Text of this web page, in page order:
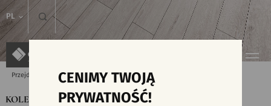
PL
Przejdź do strony głównej Kolekcje
KOLEKCJE WYSZUKIWARKA PŁYTEK
CENIMY TWOJĄ
PRYWATNOŚĆ!